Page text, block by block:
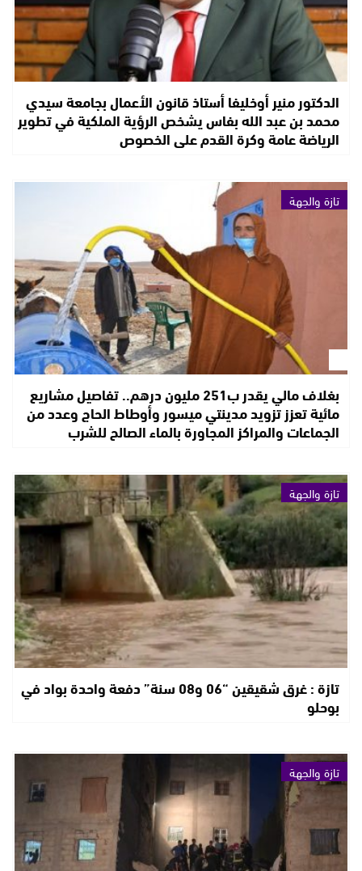
الدكتور منير أوخليفا أستاذ قانون الأعمال بجامعة سيدي
محمد بن عبد الله بفاس يشخص الرؤية الملكية في تطوير
الرياضة عامة وكرة القدم على الخصوص
تازة والجهة
بغلاف مالي يقدر ب251 مليون درهم.. تفاصيل مشاريع
مائية تعزز تزويد مدينتي ميسور وأوطاط الحاج وعدد من
الجماعات والمراكز المجاورة بالماء الصالح للشرب
تازة والجهة
تازة : غرق شقيقين “06 و08 سنة” دفعة واحدة بواد في
بوحلو
تازة والجهة